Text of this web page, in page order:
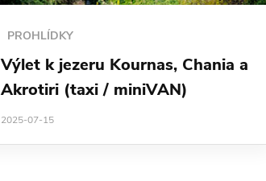
PROHLÍDKY
Výlet k jezeru Kournas, Chania a
Akrotiri (taxi / miniVAN)
2025-07-15